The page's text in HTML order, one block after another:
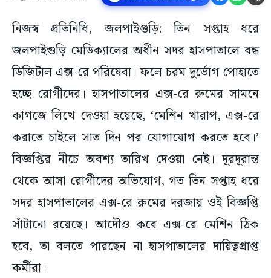
নিজস্ব প্রতিনিধি, জলপাইগুড়ি: তিন সপ্তাহ ধরে
জলপাইগুড়ি মেডিক্যালের অধীন সদর হাসপাতালে বন্ধ
ডিজিটাল এক্স-রে পরিষেবা। ফলে চরম দুর্ভোগ পোহাতে
হচ্ছে রোগীদের। হাসপাতালের এক্স-রে রুমের সামনে
কাগজে লিখে দেওয়া হয়েছে, ‘মেশিন খারাপ, এক্স-রে
করাতে চাইলে সাত দিন পর যোগাযোগ করতে হবে।’
বিজ্ঞপ্তির নীচে অবশ্য তারিখ দেওয়া নেই। দূরদূরান্ত
থেকে আসা রোগীদের অভিযোগ, গত তিন সপ্তাহ ধরে
সদর হাসপাতালের এক্স-রে রুমের দরজায় ওই বিজ্ঞপ্তি
সাঁটানো রয়েছে। আদৌও কবে এক্স-রে মেশিন ঠিক
হবে, তা বলতে পারছেন না হাসপাতালের দায়িত্বপ্রাপ্ত
কর্মীরা।